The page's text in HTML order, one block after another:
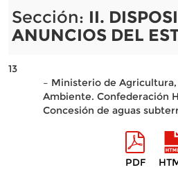
Sección: II.
ANUNCIOS DEL
13
– Ministerio de
Ambiente. Confederación
Concesión de aguas
PDF